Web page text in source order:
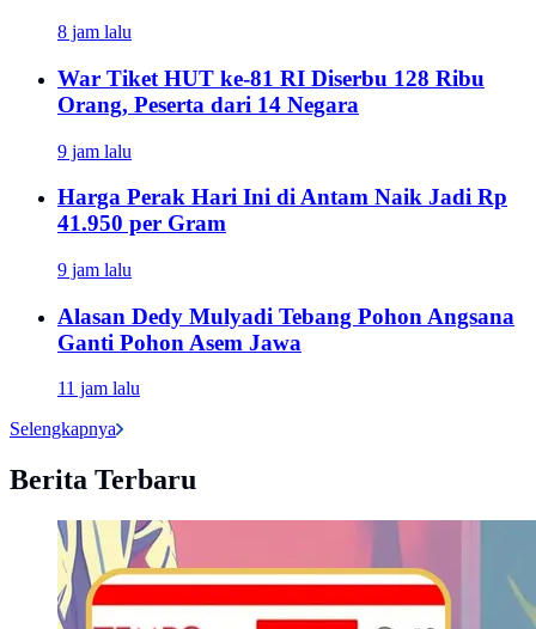
8 jam lalu
War Tiket HUT ke-81 RI Diserbu 128 Ribu
Orang, Peserta dari 14 Negara
9 jam lalu
Harga Perak Hari Ini di Antam Naik Jadi Rp
41.950 per Gram
9 jam lalu
Alasan Dedy Mulyadi Tebang Pohon Angsana
Ganti Pohon Asem Jawa
11 jam lalu
Selengkapnya
Berita Terbaru